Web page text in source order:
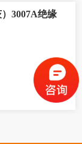
3007A绝缘